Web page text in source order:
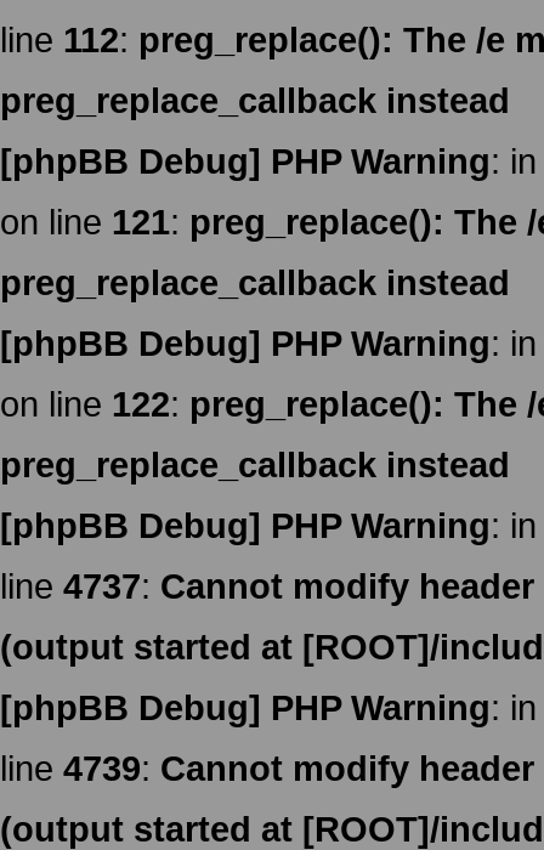
line 112: preg_replace(): The /e
preg_replace_callback instead
[phpBB Debug] PHP Warning:
on line 121: preg_replace(): The
preg_replace_callback instead
[phpBB Debug] PHP Warning:
on line 122: preg_replace(): The
preg_replace_callback instead
[phpBB Debug] PHP Warning:
line 4737: Cannot modify
(output started at [ROOT]/
[phpBB Debug] PHP Warning:
line 4739: Cannot modify
(output started at [ROOT]/